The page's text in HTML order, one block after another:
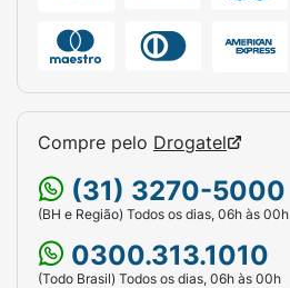
Compre pelo Drogatel
(31) 3270-5000
(BH e Região) Todos os dias, 06h às 00h
0300.313.1010
(Todo Brasil) Todos os dias, 06h às 00h